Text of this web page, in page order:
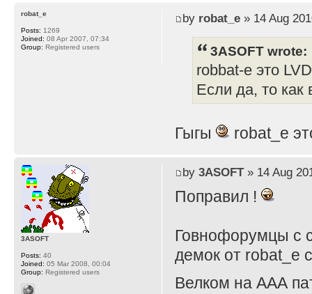
by robat_e» 14 Aug
3ASOFT wrote:
robbat-e это
Если да, то как
Гыгы robat_e
robat_e
Posts: 1269
Joined: 08 Apr 2007, 07:34
Group: Registered users
by 3ASOFT» 14 Aug
Поправил !
Говнофорумцы с
демок от robat_e
Велком на ААА
3ASOFT
Posts: 40
Joined: 05 Mar 2008, 00:04
Group: Registered users